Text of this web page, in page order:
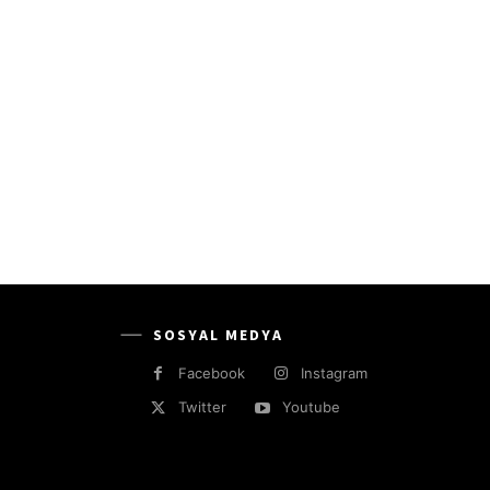
SOSYAL MEDYA
Facebook
Instagram
Twitter
Youtube